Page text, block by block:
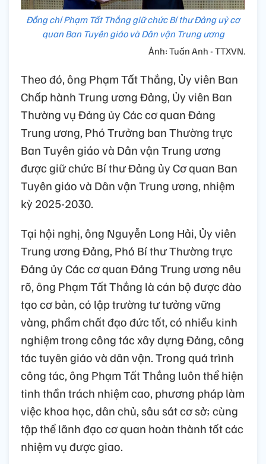
Đồng chí Phạm Tất Thắng giữ chức Bí thư Đảng uỷ cơ
quan Ban Tuyên giáo và Dân vận Trung ương
Ảnh: Tuấn Anh - TTXVN.
Theo đó, ông Phạm Tất Thắng, Ủy viên Ban
Chấp hành Trung ương Đảng, Ủy viên Ban
Thường vụ Đảng ủy Các cơ quan Đảng
Trung ương, Phó Trưởng ban Thường trực
Ban Tuyên giáo và Dân vận Trung ương
được giữ chức Bí thư Đảng ủy Cơ quan Ban
Tuyên giáo và Dân vận Trung ương, nhiệm
kỳ 2025-2030.
Tại hội nghị, ông Nguyễn Long Hải, Ủy viên
Trung ương Đảng, Phó Bí thư Thường trực
Đảng ủy Các cơ quan Đảng Trung ương nêu
rõ, ông Phạm Tất Thắng là cán bộ được đào
tạo cơ bản, có lập trường tư tưởng vững
vàng, phẩm chất đạo đức tốt, có nhiều kinh
nghiệm trong công tác xây dựng Đảng, công
tác tuyên giáo và dân vận. Trong quá trình
công tác, ông Phạm Tất Thắng luôn thể hiện
tinh thần trách nhiệm cao, phương pháp làm
việc khoa học, dân chủ, sâu sát cơ sở; cùng
tập thể lãnh đạo cơ quan hoàn thành tốt các
nhiệm vụ được giao.